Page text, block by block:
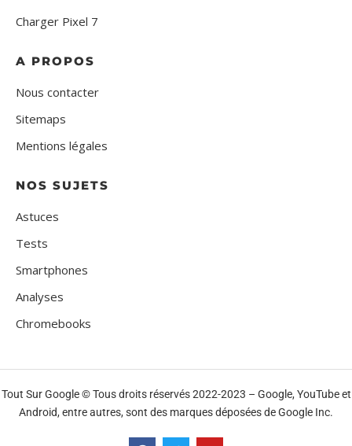
Charger Pixel 7
A PROPOS
Nous contacter
Sitemaps
Mentions légales
NOS SUJETS
Astuces
Tests
Smartphones
Analyses
Chromebooks
Tout Sur Google © Tous droits réservés 2022-2023 – Google, YouTube et
Android, entre autres, sont des marques déposées de Google Inc.